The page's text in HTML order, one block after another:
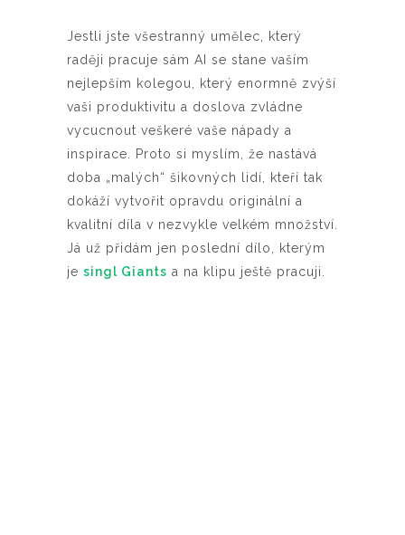
Jestli jste všestranný umělec, který
raději pracuje sám AI se stane vaším
nejlepším kolegou, který enormně zvýší
vaši produktivitu a doslova zvládne
vycucnout veškeré vaše nápady a
inspirace. Proto si myslím, že nastává
doba „malých“ šikovných lidí, kteří tak
dokáží vytvořit opravdu originální a
kvalitní díla v nezvykle velkém množství.
Já už přidám jen poslední dílo, kterým
je singl Giants a na klipu ještě pracuji.